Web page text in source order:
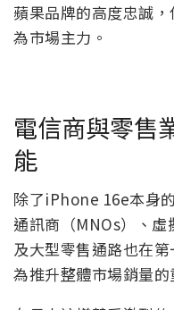
蘋果品牌的高度忠誠
為市場主力。
電信商與零售
能
除了iPhone 16e本身
通訊商（MNOs）、虛
及大型零售通路也在
為推升整體市場銷量的